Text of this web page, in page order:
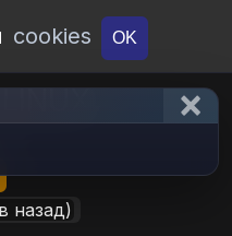
cookies OK
назад)